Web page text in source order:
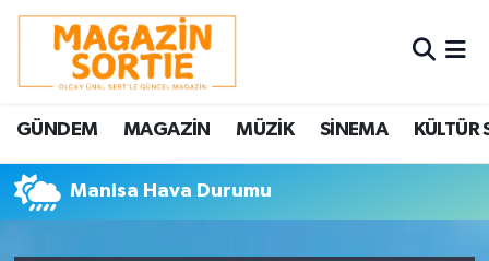
GÜNDEM MAGAZİN MÜZİK SİNEMA KÜLTÜR
Manisa Hava Durumu
Nöbetçi Eczaneler
Hava Durumu
Trafik Durumu